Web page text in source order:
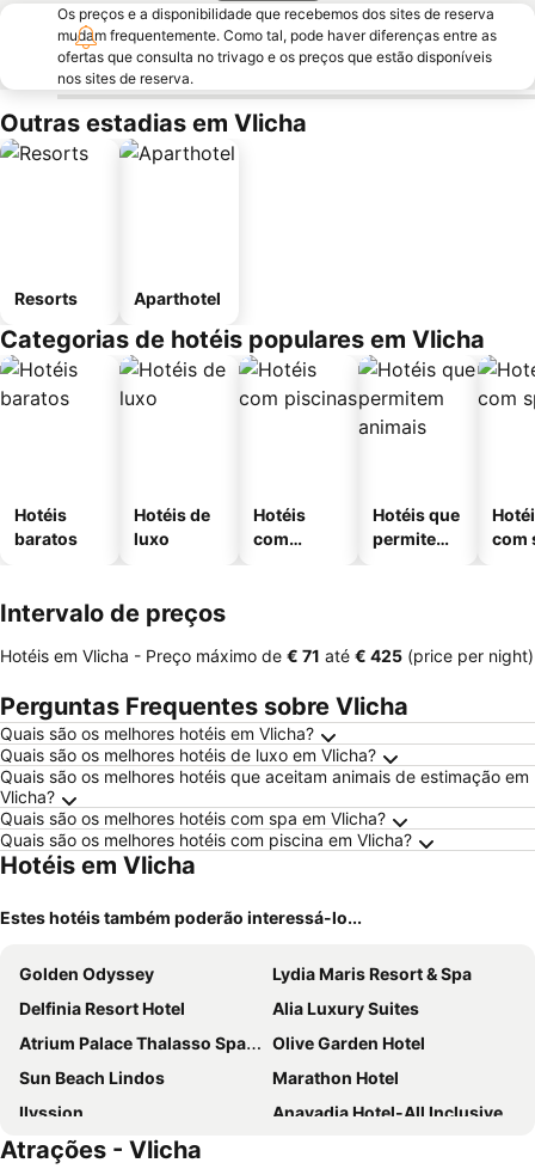
Os preços e a disponibilidade que recebemos dos sites de reserva
mudam frequentemente. Como tal, pode haver diferenças entre as
ofertas que consulta no trivago e os preços que estão disponíveis
nos sites de reserva.
Outras estadias em Vlicha
Resorts Aparthotel
Categorias de hotéis populares em Vlicha
Hotéis
baratos
Hotéis de
luxo
Hotéis
com
Hotéis que
permitem
com
Intervalo de preços
Hotéis em Vlicha - Preço máximo de ‎€ 71 até ‎€ 425 (price per night)
Perguntas Frequentes sobre Vlicha
Quais são os melhores hotéis em Vlicha?
Quais são os melhores hotéis de luxo em Vlicha?
Quais são os melhores hotéis que aceitam animais de estimação em
Vlicha?
Quais são os melhores hotéis com spa em Vlicha?
Quais são os melhores hotéis com piscina em Vlicha?
Hotéis em Vlicha
Estes hotéis também poderão interessá-lo...
Golden Odyssey
Lydia Maris Resort & Spa
Delfinia Resort Hotel
Alia Luxury Suites
Atrium Palace Thalasso Spa Resort & Villas
Olive Garden Hotel
Sun Beach Lindos
Marathon Hotel
Ilyssion
Anavadia Hotel-All Inclusive
Porto Angeli
Atrações - Vlicha